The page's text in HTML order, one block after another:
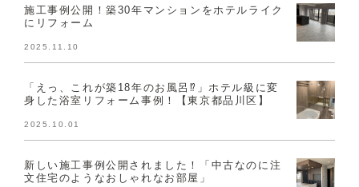
施工事例公開！築30年マンションをホテルライク
にリフォーム
2025.11.10
「えっ、これが築18年のお風呂⁉」ホテル級に変
身した浴室リフォーム事例！【東京都品川区】
2025.10.01
新しい施工事例公開されました！「中古なのに注
文住宅のようなおしゃれなお部屋」